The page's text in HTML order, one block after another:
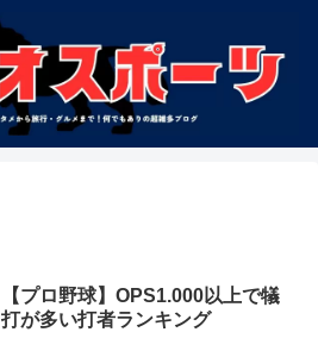
【プロ野球】OPS1.000以上で犠
打が多い打者ランキング